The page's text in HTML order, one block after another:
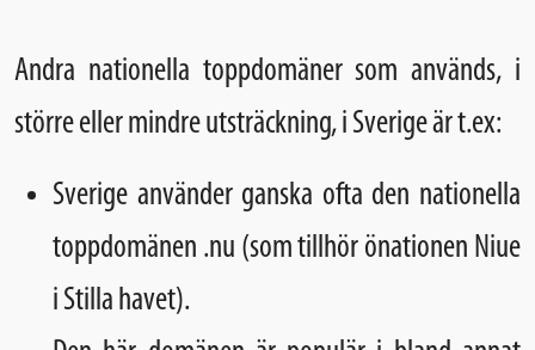
Andra nationella toppdomäner som används, i
större eller mindre utsträckning, i Sverige är t.ex:
Sverige använder ganska ofta den nationella
toppdomänen .nu (som tillhör önationen Niue
i Stilla havet).